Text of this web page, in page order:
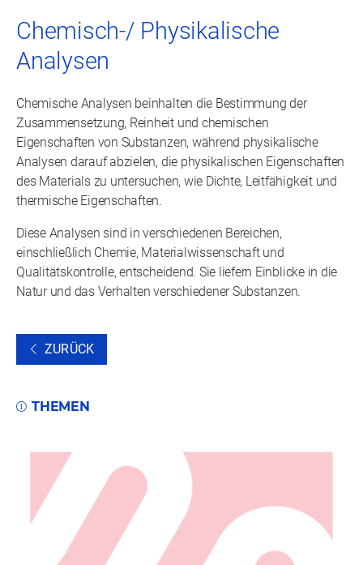
Chemisch-/ Physikalische
Analysen
Chemische Analysen beinhalten die Bestimmung der
Zusammensetzung, Reinheit und chemischen
Eigenschaften von Substanzen, während physikalische
Analysen darauf abzielen, die physikalischen Eigenschaften
des Materials zu untersuchen, wie Dichte, Leitfähigkeit und
thermische Eigenschaften.
Diese Analysen sind in verschiedenen Bereichen,
einschließlich Chemie, Materialwissenschaft und
Qualitätskontrolle, entscheidend. Sie liefern Einblicke in die
Natur und das Verhalten verschiedener Substanzen.
ZURÜCK
THEMEN